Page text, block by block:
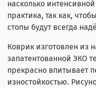
насколько
практика, так как,
стопы будут всегда
Коврик изготовлен из
запатентованной ЭКО
прекрасно впитывает
изностойкостью.